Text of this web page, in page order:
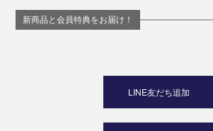
新商品と会員特典をお届け！
LINE友だち追加